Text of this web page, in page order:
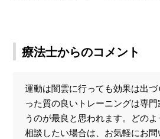
療法士からのコメント
運動は闇雲に行っても効果は出
った質の良いトレーニングは専
うのが最良と思われます。どのよ
相談したい場合は、お気軽にお問